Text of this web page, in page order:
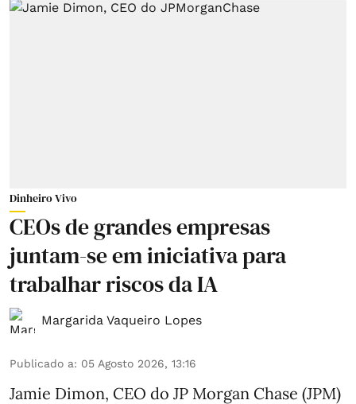
Dinheiro Vivo
CEOs de grandes empresas
juntam-se em iniciativa para
trabalhar riscos da IA
Margarida Vaqueiro Lopes
Publicado a: 05 Agosto 2026, 13:16
Jamie Dimon, CEO do JP Morgan Chase (JPM)